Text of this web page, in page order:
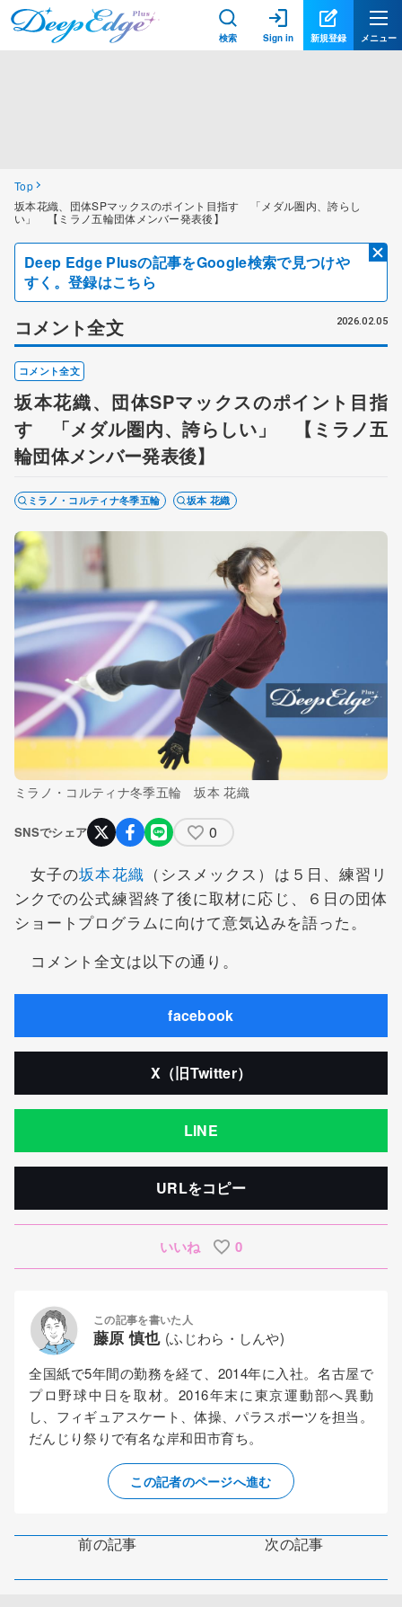
検索 Sign in 新規登録 メニュー
Top
坂本花織、団体SPマックスのポイント目指す 「メダル圏内、誇らし
い」 【ミラノ五輪団体メンバー発表後】
Deep Edge Plusの記事をGoogle検索で見つけや
すく。登録はこちら
コメント全文 2026.02.05
コメント全文
坂本花織、団体SPマックスのポイント目指
す 「メダル圏内、誇らしい」 【ミラノ五
輪団体メンバー発表後】
ミラノ・コルティナ冬季五輪 坂本 花織
ミラノ・コルティナ冬季五輪 坂本 花織
SNSでシェア 0
女子の坂本花織 （シスメックス）は５日、練習リ
ンクでの公式練習終了後に取材に応じ、６日の団体
ショートプログラムに向けて意気込みを語った。
コメント全文は以下の通り。
facebook
X（旧Twitter）
LINE
URLをコピー
いいね 0
この記事を書いた人
藤原 慎也 (ふじわら・しんや)
全国紙で5年間の勤務を経て、2014年に入社。名古屋で
プロ野球中日を取材。2016年末に東京運動部へ異動
し、フィギュアスケート、体操、パラスポーツを担当。
だんじり祭りで有名な岸和田市育ち。
この記者のページへ進む
前の記事 次の記事